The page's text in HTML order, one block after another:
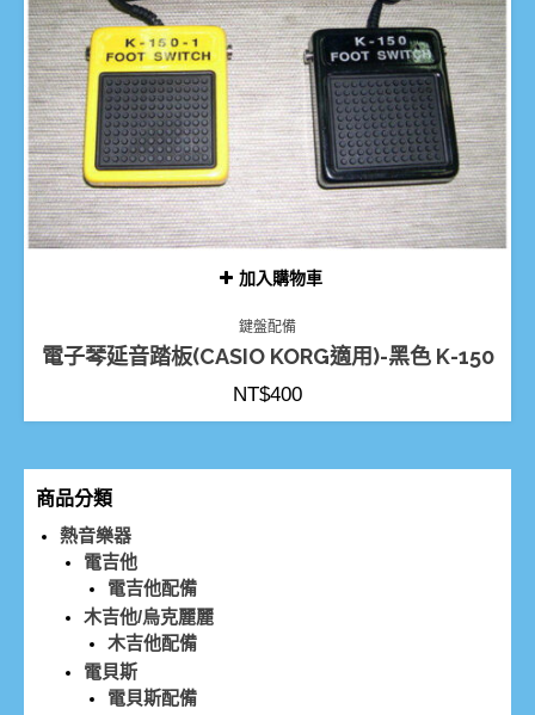
加入購物車
鍵盤配備
電子琴延音踏板(CASIO KORG適用)-黑色 K-150
NT$400
商品分類
熱音樂器
電吉他
電吉他配備
木吉他/烏克麗麗
木吉他配備
電貝斯
電貝斯配備